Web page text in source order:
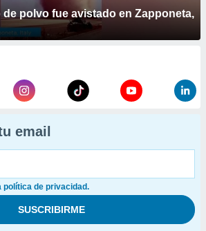
de polvo fue avistado en Zapponeta,
email
política de privacidad.